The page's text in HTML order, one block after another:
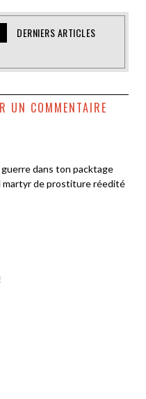
DERNIERS ARTICLES
UN COMMENTAIRE
dans ton packtage
de prostiture réedité